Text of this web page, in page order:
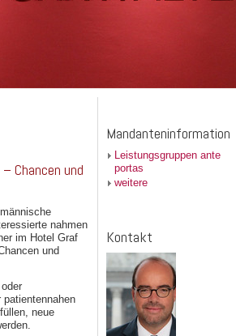
Chancen und
nahmen
im Hotel Graf
und
neue
Mandanteninformation
Leistungsgruppen ante
portas
weitere
Kontakt